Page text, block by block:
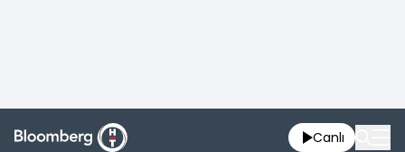
Canlı